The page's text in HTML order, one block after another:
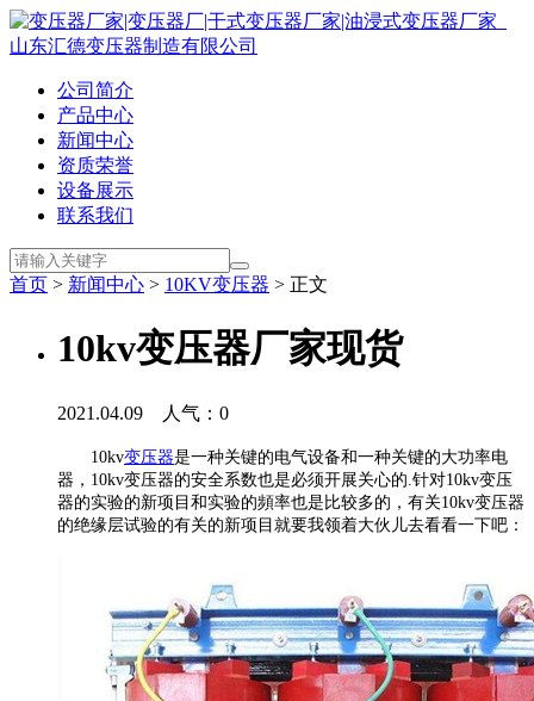
公司简介
产品中心
新闻中心
资质荣誉
设备展示
联系我们
首页 > 新闻中心 > 10KV变压器 > 正文
10kv变压器厂家现货
2021.04.09 人气： 0
10kv变压器是一种关键的电气设备和一种关键的大功率电
器，10kv变压器的安全系数也是必须开展关心的.针对10kv变压
器的实验的新项目和实验的頻率也是比较多的，有关10kv变压器
的绝缘层试验的有关的新项目就要我领着大伙儿去看看一下吧：